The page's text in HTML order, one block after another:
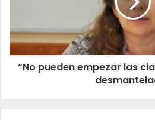
“No pueden empezar las